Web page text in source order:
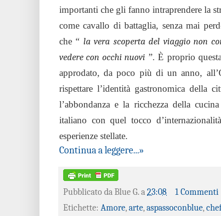
importanti che gli fanno intraprendere la
come cavallo di battaglia, senza mai
che “ la vera scoperta del viaggio non
vedere con occhi nuovi ”. È proprio
approdato, da poco più di un anno,
rispettare l’identità gastronomica della
l’abbondanza e la ricchezza della
italiano con quel tocco
esperienze stellate.
Continua a leggere...»
Pubblicato da Blue G. a 23:08
1 Commenti
Etichette: Amore, arte, aspassoconblue,